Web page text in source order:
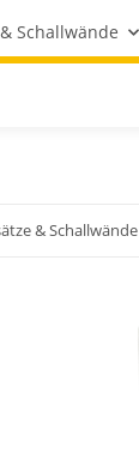
Schallwände
& Schallwände